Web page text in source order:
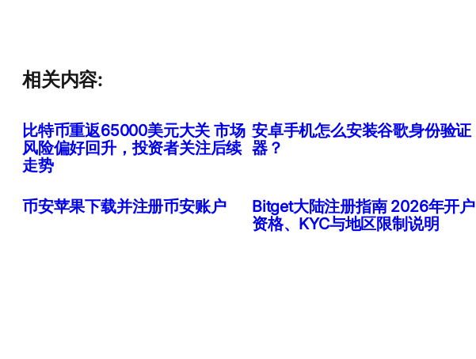
相关内容:
比特币重返65000美元大关 市场
风险偏好回升，投资者关注后续
走势
安卓手机怎么安装谷歌身份验证
器？
币安苹果下载并注册币安账户
Bitget大陆注册指南 2026年开户
资格、KYC与地区限制说明